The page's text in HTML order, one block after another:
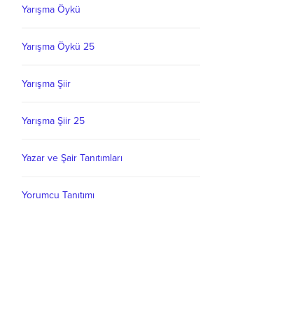
Yarışma Öykü
Yarışma Öykü 25
Yarışma Şiir
Yarışma Şiir 25
Yazar ve Şair Tanıtımları
Yorumcu Tanıtımı